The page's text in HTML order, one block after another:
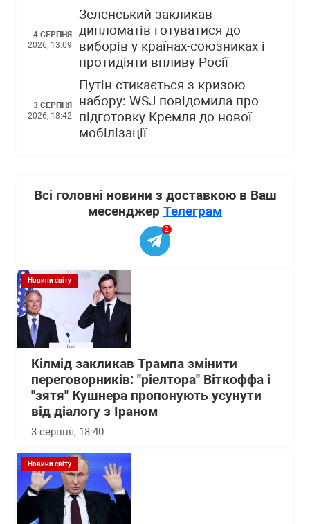
4 СЕРПНЯ
2026, 13:09
Зеленський закликав
дипломатів готуватися до
виборів у країнах-союзниках і
протидіяти впливу Росії
3 СЕРПНЯ
2026, 18:42
Путін стикається з кризою
набору: WSJ повідомила про
підготовку Кремля до нової
мобілізації
Всі головні новини з доставкою в Ваш
месенджер Телеграм
2
Новини світу
Кілмід закликав Трампа змінити
переговорників: "ріелтора" Віткоффа і
"зятя" Кушнера пропонують усунути
від діалогу з Іраном
3 серпня, 18:40
Новини світу